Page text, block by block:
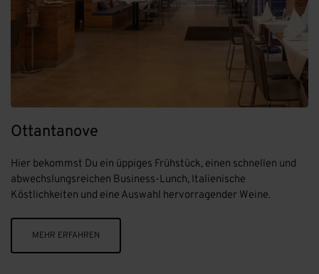
Ottantanove
Hier bekommst Du ein üppiges Frühstück, einen schnellen und
abwechslungsreichen Business-Lunch, Italienische
Köstlichkeiten und eine Auswahl hervorragender Weine.
MEHR ERFAHREN